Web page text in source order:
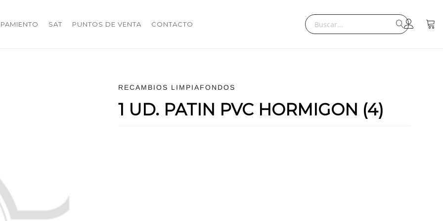
SAT PUNTOS DE VENTA CONTACTO Search
Search Mi
RECAMBIOS LIMPIAFONDOS
1 UD. PATIN PVC HORMIGON (4)